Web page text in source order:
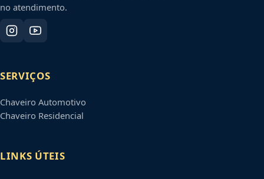
no atendimento.
SERVIÇOS
Chaveiro Automotivo
Chaveiro Residencial
LINKS ÚTEIS